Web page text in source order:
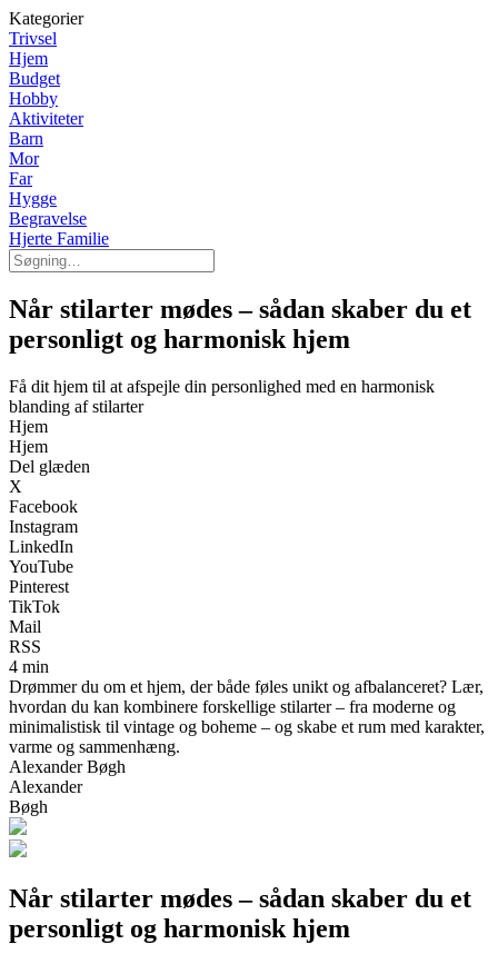
Kategorier
Trivsel
Hjem
Budget
Hobby
Aktiviteter
Barn
Mor
Far
Hygge
Begravelse
Hjerte Familie
Når stilarter mødes – sådan skaber du et
personligt og harmonisk hjem
Få dit hjem til at afspejle din personlighed med en harmonisk
blanding af stilarter
Hjem
Hjem
Del glæden
X
Facebook
Instagram
LinkedIn
YouTube
Pinterest
TikTok
Mail
RSS
4 min
Drømmer du om et hjem, der både føles unikt og afbalanceret? Lær,
hvordan du kan kombinere forskellige stilarter – fra moderne og
minimalistisk til vintage og boheme – og skabe et rum med karakter,
varme og sammenhæng.
Alexander Bøgh
Alexander
Bøgh
Når stilarter mødes – sådan skaber du et
personligt og harmonisk hjem